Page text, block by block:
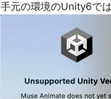
手元の環境のUnity6で